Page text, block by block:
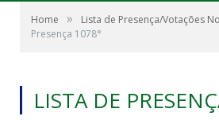
Home » Lista de Presença/Votações
Presença 1078°
LISTA DE